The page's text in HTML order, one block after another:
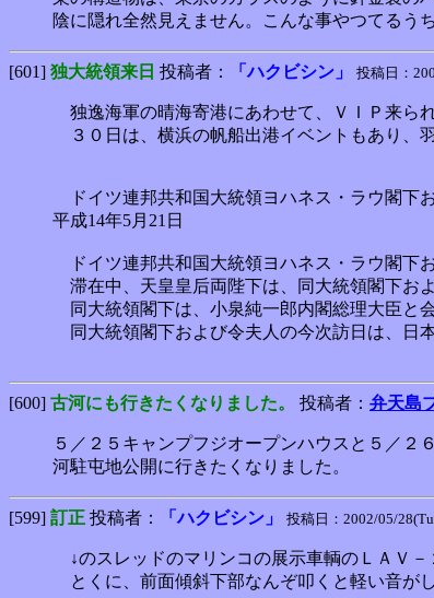
陰に隠れ全然見えません。こんな事やつてるう
[601] 独大統領来日 投稿者： 「ハクビシン」 投稿日：
独逸海軍の晴海寄港にあわせて、ＶＩＰ来ら
３０日は、横浜の帆船出港イベントもあり、
ドイツ連邦共和国大統領ヨハネス・ラウ閣下
平成14年5月21日
ドイツ連邦共和国大統領ヨハネス・ラウ閣下
滞在中、天皇皇后両陛下は、同大統領閣下お
同大統領閣下は、小泉純一郎内閣総理大臣と
同大統領閣下および令夫人の今次訪日は、日
[600] 古河にも行きたくなりました。 投稿者： 弁天島
５／２５キャンプフジオープンハウスと５／
河駐屯地公開に行きたくなりました。
[599] 訂正 投稿者： 「ハクビシン」 投稿日：2002/05/
↓のスレッドのマリンコの展示車輌のＬＡＶ－
とくに、前面傾斜下部なんぞ叩くと軽い音が